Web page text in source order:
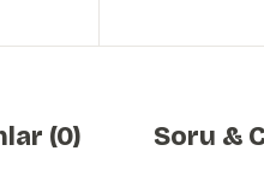
(0) Soru &